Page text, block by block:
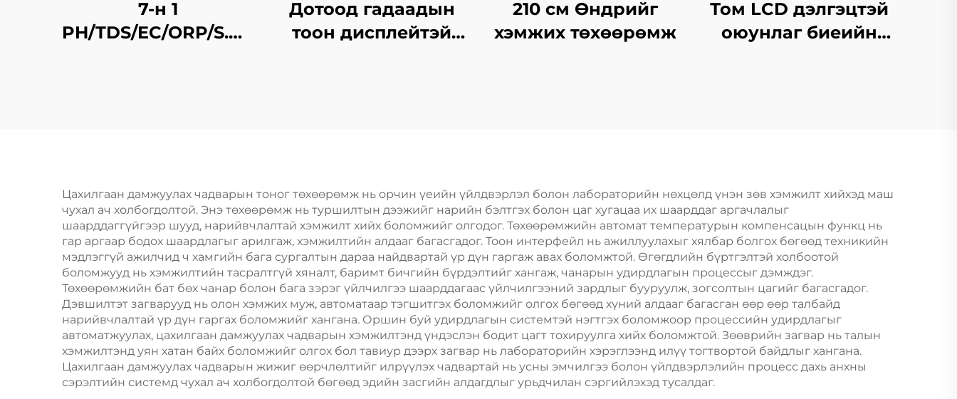
7-н 1
PH/TDS/EC/ORP/S.G./
Дотоод гадаадын
тоон дисплейтэй
210 см Өндрийг
хэмжих төхөөрөмж
Том LCD дэлгэцтэй
оюунлаг биеийн
Цахилгаан дамжуулах чадварын тоног төхөөрөмж нь орчин үеийн үйлдвэрлэл болон лабораторийн нөхцөлд үнэн зөв хэмжилт хийхэд маш
чухал ач холбогдолтой. Энэ төхөөрөмж нь туршилтын дээжийг нарийн бэлтгэх болон цаг хугацаа их шаарддаг аргачлалыг
шаарддаггүйгээр шууд, нарийвчлалтай хэмжилт хийх боломжийг олгодог. Төхөөрөмжийн автомат температурын компенсацын функц нь
гар аргаар бодох шаардлагыг арилгаж, хэмжилтийн алдааг багасгадог. Тоон интерфейл нь ажиллуулахыг хялбар болгох бөгөөд техникийн
мэдлэггүй ажилчид ч хамгийн бага сургалтын дараа найдвартай үр дүн гаргаж авах боломжтой. Өгөгдлийн бүртгэлтэй холбоотой
боломжууд нь хэмжилтийн тасралтгүй хяналт, баримт бичгийн бүрдэлтийг хангаж, чанарын удирдлагын процессыг дэмждэг.
Төхөөрөмжийн бат бөх чанар болон бага зэрэг үйлчилгээ шаарддагаас үйлчилгээний зардлыг бууруулж, зогсолтын цагийг багасгадог.
Дэвшилтэт загварууд нь олон хэмжих муж, автоматаар тэгшитгэх боломжийг олгох бөгөөд хүний алдааг багасган өөр өөр талбайд
нарийвчлалтай үр дүн гаргах боломжийг хангана. Оршин буй удирдлагын системтэй нэгтгэх боломжоор процессийн удирдлагыг
автоматжуулах, цахилгаан дамжуулах чадварын хэмжилтэнд үндэслэн бодит цагт тохируулга хийх боломжтой. Зөөврийн загвар нь талын
хэмжилтэнд уян хатан байх боломжийг олгох бол тавиур дээрх загвар нь лабораторийн хэрэглээнд илүү тогтвортой байдлыг хангана.
Цахилгаан дамжуулах чадварын жижиг өөрчлөлтийг илрүүлэх чадвартай нь усны эмчилгээ болон үйлдвэрлэлийн процесс дахь анхны
сэрэлтийн системд чухал ач холбогдолтой бөгөөд эдийн засгийн алдагдлыг урьдчилан сэргийлэхэд тусалдаг.